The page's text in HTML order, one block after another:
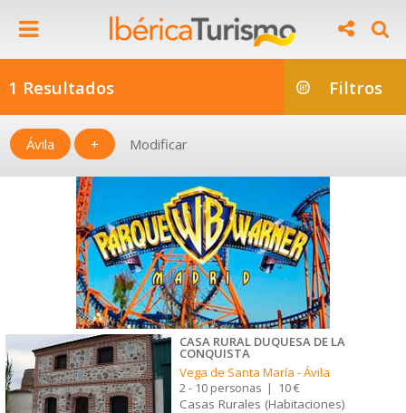
1 Resultados Filtros
Ávila + Modificar
CASA RURAL DUQUESA DE LA
CONQUISTA
Vega de Santa María -Ávila
2 - 10 personas | 10 €
Casas Rurales (Habitaciones)